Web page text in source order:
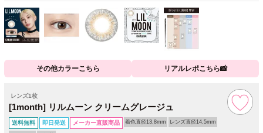
その他カラーこちら リアルレポこちら📸
レンズ1枚
[1month] リルムーン クリームグレージュ
送料無料 即日発送 メーカー直販商品 着色直径13.8mm レンズ直径14.5mm